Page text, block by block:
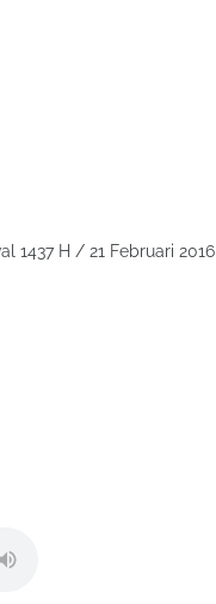
1437 H / 21 Februari 2016